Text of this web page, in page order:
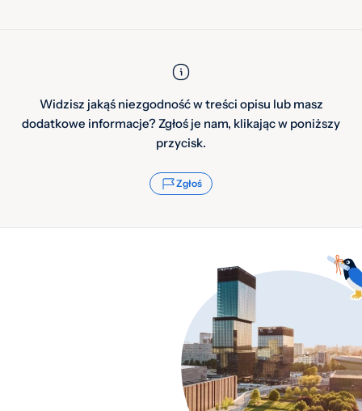
Widzisz jakąś niezgodność w treści opisu lub masz
dodatkowe informacje? Zgłoś je nam, klikając w poniższy
przycisk.
Zgłoś